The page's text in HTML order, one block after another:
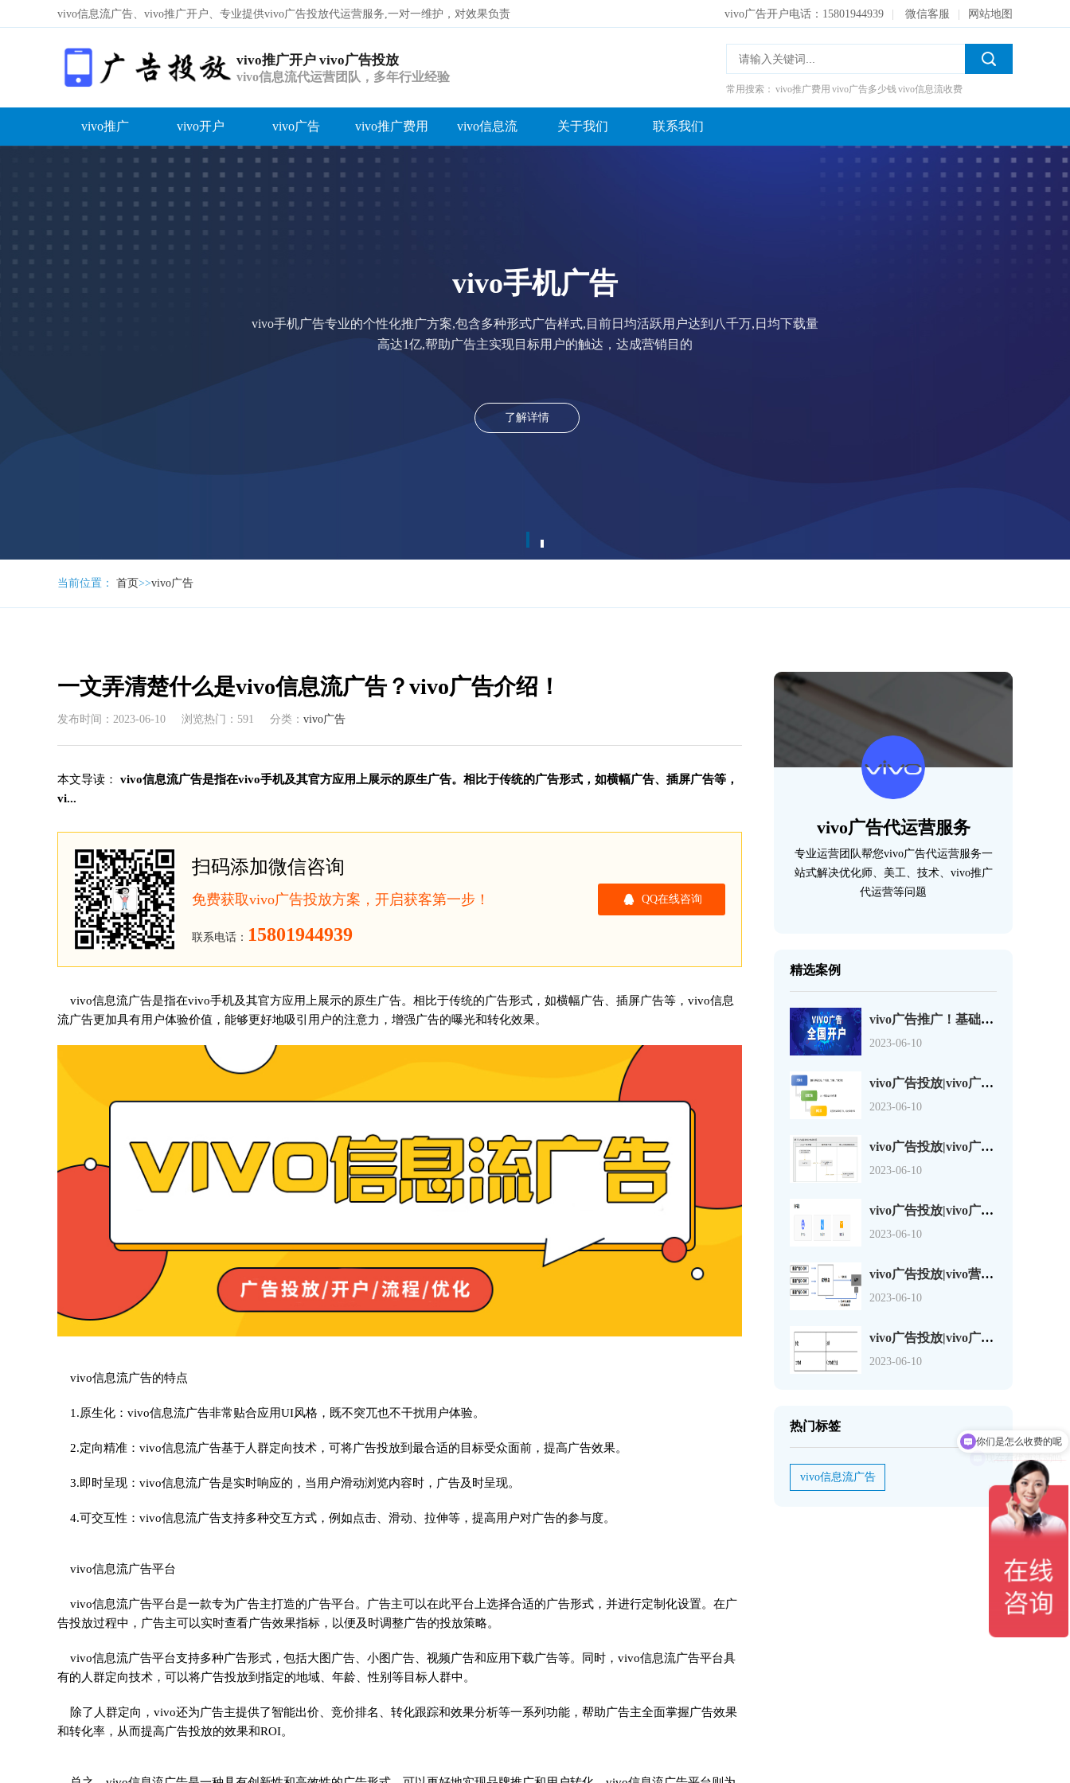
vivo信息流广告、vivo推广开户、专业提供vivo广告投放代运营服务,一对一维护，对效果负责 vivo广告开户电话：15801944939 微信客服 网站地图
vivo推广开户 vivo广告投放
vivo信息流代运营团队，多年行业经验
常用搜索： vivo推广费用 vivo广告多少钱vivo信息流收费
vivo推广 vivo开户 vivo广告 vivo推广费用 vivo信息流 关于我们 联系我们
vivo手机广告
vivo手机广告专业的个性化推广方案,包含多种形式广告样式,目前日均活跃用户达到八千万,日均下载量
高达1亿,帮助广告主实现目标用户的触达，达成营销目的
了解详情
当前位置： 首页>>vivo广告
绍！
一文弄清楚什么是vivo信息流广告？vivo广告介绍！
发布时间：2023-06-10 浏览热门：591 分类： vivo广告
本文导读：
vivo信息流广告是指在vivo手机及其官方应用上展示的原生广告。相比于传统的广告形式，如横幅广告、插屏广告等，
vi...
扫码添加微信咨询
免费获取vivo广告投放方案，开启获客第一步！
联系电话： 15801944939
QQ在线咨询
vivo信息流广告是指在vivo手机及其官方应用上展示的原生广告。相比于传统的广告形式，如横幅广告、插屏广告等，vivo信息
流广告更加具有用户体验价值，能够更好地吸引用户的注意力，增强广告的曝光和转化效果。
vivo信息流广告的特点
1.原生化：vivo信息流广告非常贴合应用UI风格，既不突兀也不干扰用户体验。
2.定向精准：vivo信息流广告基于人群定向技术，可将广告投放到最合适的目标受众面前，提高广告效果。
3.即时呈现：vivo信息流广告是实时响应的，当用户滑动浏览内容时，广告及时呈现。
4.可交互性：vivo信息流广告支持多种交互方式，例如点击、滑动、拉伸等，提高用户对广告的参与度。
vivo信息流广告平台
vivo信息流广告平台是一款专为广告主打造的广告平台。广告主可以在此平台上选择合适的广告形式，并进行定制化设置。在广
告投放过程中，广告主可以实时查看广告效果指标，以便及时调整广告的投放策略。
vivo信息流广告平台支持多种广告形式，包括大图广告、小图广告、视频广告和应用下载广告等。同时，vivo信息流广告平台具
有的人群定向技术，可以将广告投放到指定的地域、年龄、性别等目标人群中。
除了人群定向，vivo还为广告主提供了智能出价、竞价排名、转化跟踪和效果分析等一系列功能，帮助广告主全面掌握广告效果
和转化率，从而提高广告投放的效果和ROI。
vivo广告代运营服务
专业运营团队帮您vivo广告代运营服务一
站式解决优化师、美工、技术、vivo推广
代运营等问题
精选案例
vivo广告推广！基础定向和行为兴趣定向介绍！
2023-06-10
vivo广告投放|vivo广告复制2.0功能介绍
2023-06-10
vivo广告投放|vivo广告第三方监测链接说明
2023-06-10
vivo广告投放|vivo广告页面检测工具JS-SDK
2023-06-10
vivo广告投放|vivo营销平台广告渠道来源分包参数说明
2023-06-10
vivo广告投放|vivo广告渠道来源参数设置需注意的问题
2023-06-10
热门标签
vivo信息流广告
现在有优惠活动吗